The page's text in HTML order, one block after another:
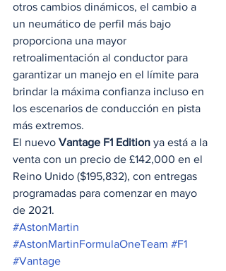
otros cambios dinámicos, el cambio a
un neumático de perfil más bajo
proporciona una mayor
retroalimentación al conductor para
garantizar un manejo en el límite para
brindar la máxima confianza incluso en
los escenarios de conducción en pista
más extremos.
El nuevo Vantage F1 Edition ya está a la
venta con un precio de £142,000 en el
Reino Unido ($195,832), con entregas
programadas para comenzar en mayo
de 2021.
#AstonMartin
#AstonMartinFormulaOneTeam #F1
#Vantage